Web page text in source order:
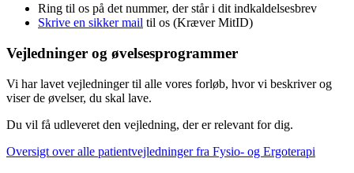
Ring til os på det nummer, der står i dit indkaldelsesbrev
Skrive en sikker mail til os (Kræver MitID)
Vejledninger og øvelsesprogrammer
Vi har lavet vejledninger til alle vores forløb, hvor vi beskriver og
viser de øvelser, du skal lave.
Du vil få udleveret den vejledning, der er relevant for dig.
Oversigt over alle patientvejledninger fra Fysio- og Ergoterapi